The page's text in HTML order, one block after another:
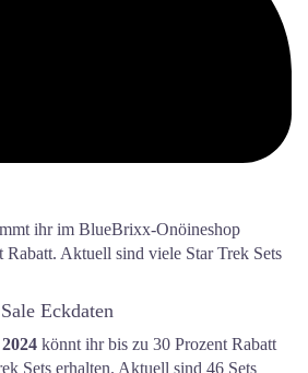
ihr im BlueBrixx-Onöineshop
Rabatt. Aktuell sind viele Star Trek Sets
Eckdaten
könnt ihr bis zu 30 Prozent Rabatt
Sets erhalten. Aktuell sind 46 Sets